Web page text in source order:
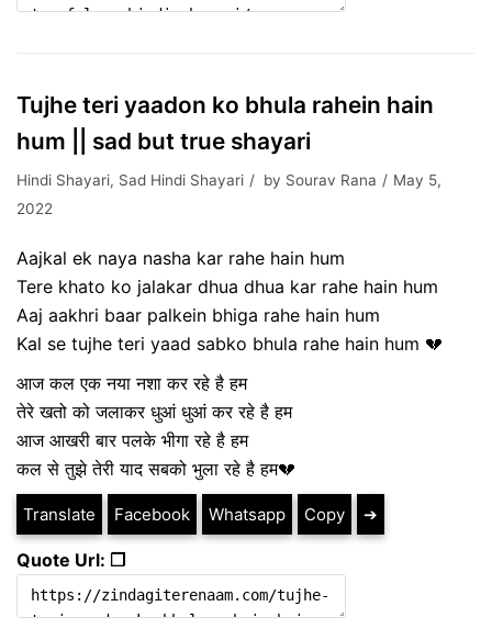
Tujhe teri yaadon ko bhula rahein hain
hum || sad but true shayari
Hindi Shayari, Sad Hindi Shayari by Sourav Rana
May 5,
2022
Aajkal ek naya nasha kar rahe hain hum
Tere khato ko jalakar dhua dhua kar rahe hain hum
Aaj aakhri baar palkein bhiga rahe hain hum
Kal se tujhe teri yaad sabko bhula rahe hain hum 💔
आज कल एक नया नशा कर रहे है हम
तेरे खतो को जलाकर धुआं धुआं कर रहे है हम
आज आखरी बार पलके भीगा रहे है हम
कल से तुझे तेरी याद सबको भुला रहे है हम💔
Translate Facebook Whatsapp Copy ➔
Quote Url: ❐